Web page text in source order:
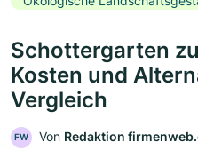
Schottergarten
Kosten und
Vergleich
FW Von Redaktion